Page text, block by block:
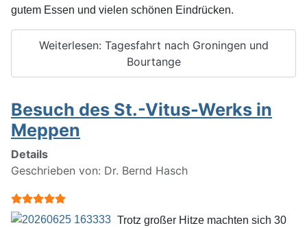
gutem Essen und vielen schönen Eindrücken.
Weiterlesen: Tagesfahrt nach Groningen und
Bourtange
Besuch des St.-Vitus-Werks in
Meppen
Details
Geschrieben von: Dr. Bernd Hasch
Bewertung:
Trotz großer Hitze machten sich 30